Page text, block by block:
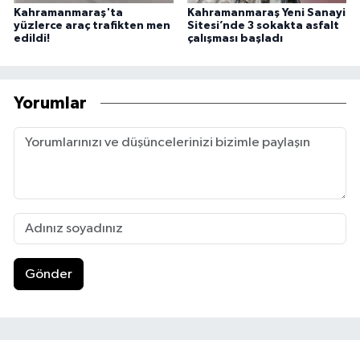
Kahramanmaraş'ta
yüzlerce araç trafikten men
edildi!
Kahramanmaraş Yeni Sanayi
Sitesi’nde 3 sokakta asfalt
çalışması başladı
Yorumlar
Gönder